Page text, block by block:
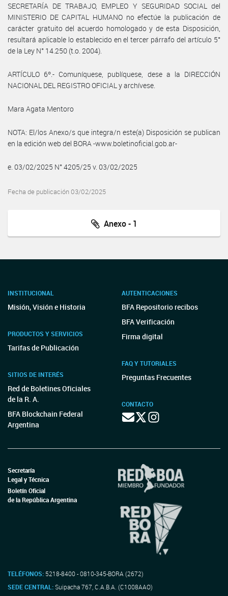
SECRETARÍA DE TRABAJO, EMPLEO Y SEGURIDAD SOCIAL del
MINISTERIO DE CAPITAL HUMANO no efectúe la publicación de
carácter gratuito del acuerdo homologado y de esta Disposición,
resultará aplicable lo establecido en el tercer párrafo del artículo 5°
de la Ley N° 14.250 (t.o. 2004).
ARTÍCULO 6º.- Comuníquese, publíquese, dese a la DIRECCIÓN
NACIONAL DEL REGISTRO OFICIAL y archívese.
Mara Agata Mentoro
NOTA: El/los Anexo/s que integra/n este(a) Disposición se publican
en la edición web del BORA -www.boletinoficial.gob.ar-
e. 03/02/2025 N° 4205/25 v. 03/02/2025
Fecha de publicación 03/02/2025
Anexo - 1
INSTITUCIONAL
Misión, Visión e Historia
PRODUCTOS Y SERVICIOS
Tarifas de Publicación
SITIOS DE INTERÉS
Red de Boletines Oficiales
de la R. A.
BFA Blockchain Federal
Argentina
AUTENTICACIONES
BFA Repositorio recibos
BFA Verificación
Firma digital
FAQ Y TUTORIALES
Preguntas Frecuentes
CONTACTO
Secretaría
Legal y Técnica
Boletín Oficial
de la República Argentina
TELÉFONOS: 5218-8400 - 0810-345-BORA (2672)
SEDE CENTRAL:Suipacha 767, C.A.B.A. (C1008AAO)